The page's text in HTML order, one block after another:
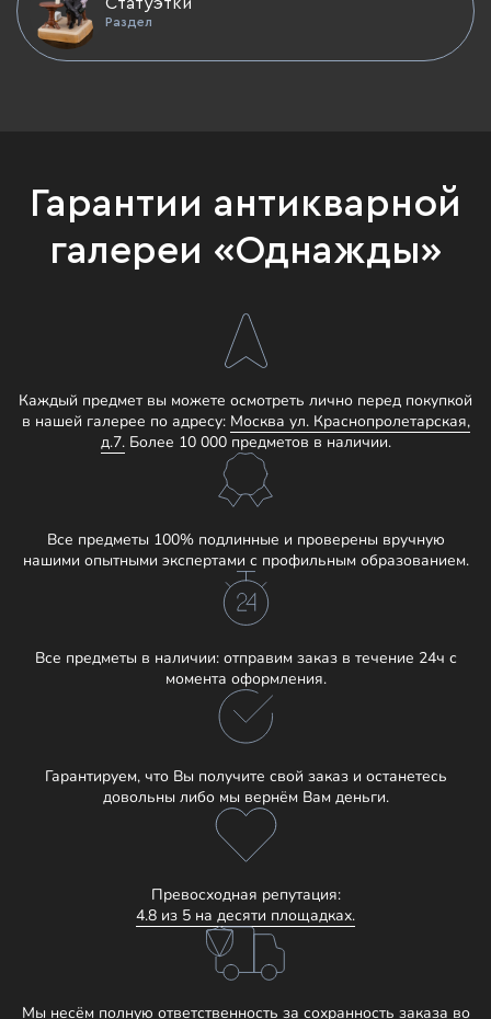
Раздел
Гарантии антикварной
галереи «Однажды»
Каждый предмет вы можете осмотреть лично перед покупкой
в нашей галерее по адресу: Москва ул. Краснопролетарская,
д.7.Более 10 000 предметов в наличии.
Все предметы 100% подлинные и проверены вручную
нашими опытными экспертами с профильным образованием.
Все предметы в наличии: отправим заказ в течение 24ч с
момента оформления.
Гарантируем, что Вы получите свой заказ и останетесь
довольны либо мы вернём Вам деньги.
Превосходная репутация:
4.8 из 5 на десяти площадках.
Мы несём полную ответственность за сохранность заказа во